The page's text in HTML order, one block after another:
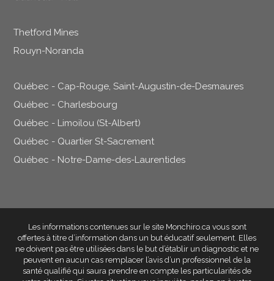
Thetford Mines
Rouyn-Noranda
Québec - Cap-Rouge, Saint-Augustin-de-Desmaures
Québec - Charlesbourg
Québec - Limoilou (St-Albert)
Québec - Quartier St-Sacrement
Québec - Notre-Dame-des-Laurentides
Les informations contenues sur le site Monchiro.ca vous sont
offertes à titre d’information dans un but éducatif seulement . Elles
ne doivent pas être utilisées dans le but d’établir un diagnostic et ne
peuvent en aucun cas remplacer l’avis d’un professionnel de la
santé qualifié qui saura prendre en compte les particularités de